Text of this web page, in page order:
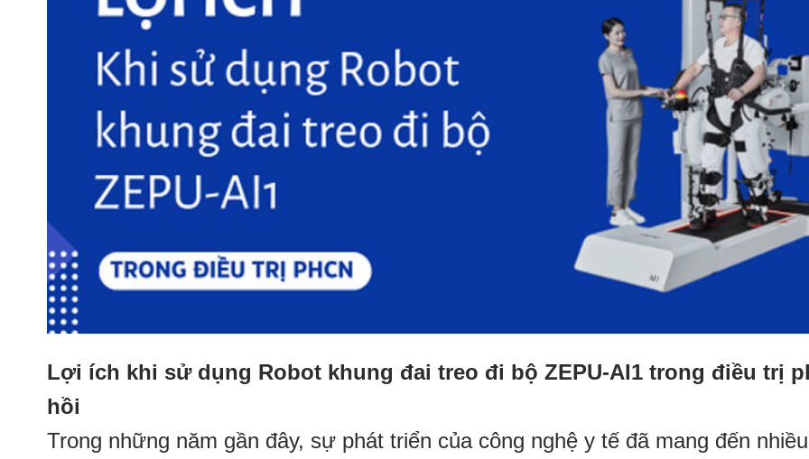
Lợi ích khi sử dụng Robot khung đai treo đi bộ ZEPU-AI1 trong điều trị
hồi
Trong những năm gần đây, sự phát triển của công nghệ y tế đã mang đến